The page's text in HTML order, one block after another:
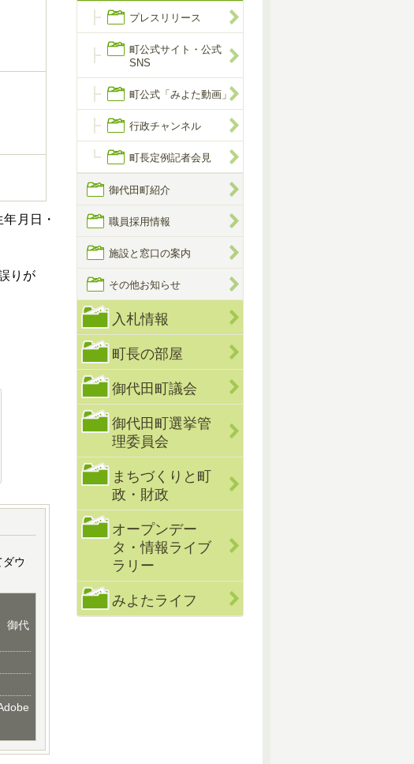
月日・
りが
ウ
御代
プレスリリース
町公式サイト・公式
SNS
町公式「みよた動画」
行政チャンネル
町長定例記者会見
御代田町紹介
職員採用情報
施設と窓口の案内
その他お知らせ
入札情報
町長の部屋
御代田町議会
御代田町選挙管
理委員会
まちづくりと町
政・財政
オープンデー
タ・情報ライブ
ラリー
みよたライフ